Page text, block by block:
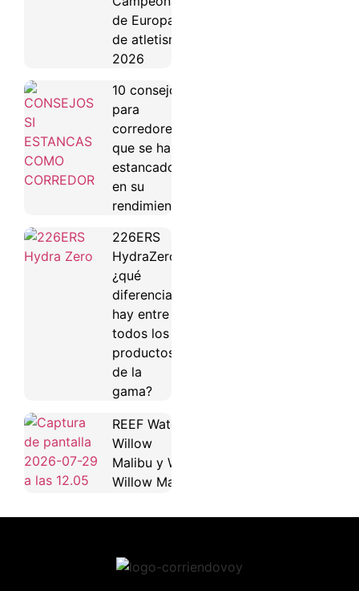
de Europa
de atletismo
2026
10 consejos
para
corredores
que se han
estancado
en su
rendimiento
226ERS
HydraZero:
¿qué
diferencias
hay entre
todos los
productos
de la
gama?
REEF Water
Willow
Malibu y Water
Willow Maya